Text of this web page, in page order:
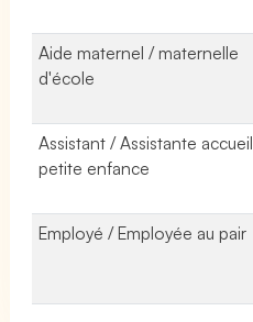
Aide maternel / maternelle
d'école
Assistant / Assistante accueil
petite enfance
Employé / Employée au pair